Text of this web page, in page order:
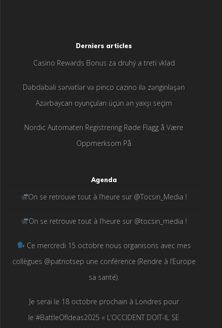
Derniers articles
Casino Rewards Bonus za druhý a tretí vklad
Dəbdəbəli sərvətlər və pinco cazino ilə zənginləşən
Azərbaycan oyunçuları üçün ən yaxşı seçim
Nordic Automaten Registrering Røde Flagg å Være
Oppmerksom På
Agenda
On se retrouve tout à l’heure sur @Tocsin_Media !
On se retrouve tout à l’heure sur @tocsin_media !
Ce mercredi 15 octobre nous organisons avec mes
collègues @patriotsep une conférence (Rendre à l’Europe
sa santé).
Je serai le 18 octobre prochain à Londres pour
le #BattleOfIdeas2025 « L’OCCIDENT DOIT-IL SE